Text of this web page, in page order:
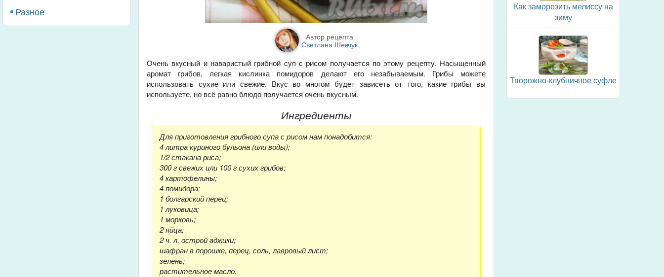
Разное
Автор рецепта
Светлана Шевчук
Очень вкусный и наваристый грибной суп с рисом получается по этому рецепту. Насыщенный
аромат грибов, легкая кислинка помидоров делают его незабываемым. Грибы можете
использовать сухие или свежие. Вкус во многом будет зависеть от того, какие грибы вы
используете, но всё равно блюдо получается очень вкусным.
Ингредиенты
Для приготовления грибного супа с рисом нам понадобится:
4 литра куриного бульона (или воды);
1/2 стакана риса;
300 г свежих или 100 г сухих грибов;
4 картофелины;
4 помидора;
1 болгарский перец;
1 луковица;
1 морковь;
2 яйца;
2 ч. л. острой аджики;
шафран в порошке, перец, соль, лавровый лист;
зелень;
растительное масло.
Как заморозить мелиссу на
зиму
Творожно-клубничное суфле